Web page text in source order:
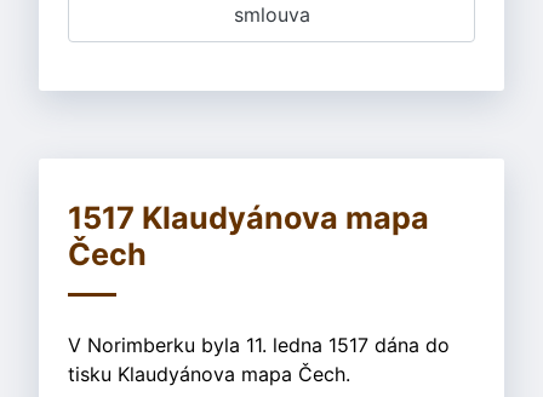
smlouva
1517 Klaudyánova mapa
Čech
V Norimberku byla 11. ledna 1517 dána do
tisku Klaudyánova mapa Čech.